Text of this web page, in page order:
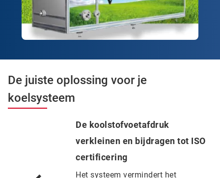
De juiste oplossing voor je
koelsysteem
De koolstofvoetafdruk
verkleinen en bijdragen tot ISO
certificering
Het systeem vermindert het